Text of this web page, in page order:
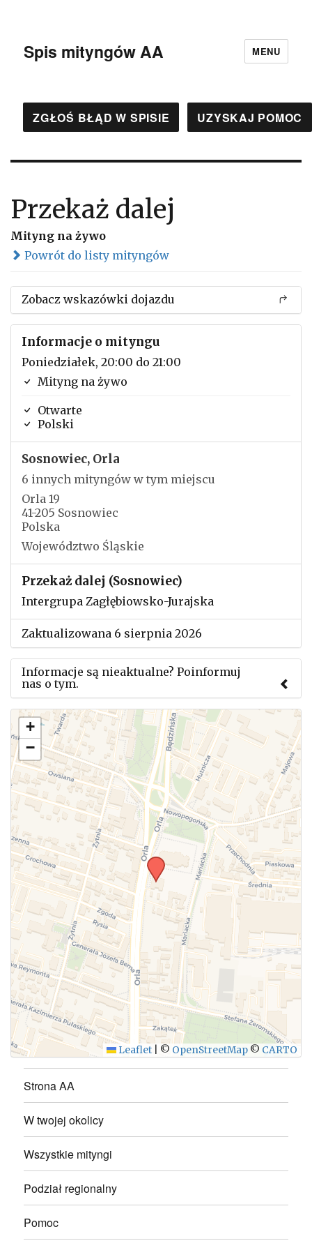
Spis mityngów AA MENU
ZGŁOŚ BŁĄD W SPISIE UZYSKAJ POMOC
Przekaż dalej
Mityng na żywo
Powrót do listy mityngów
Zobacz wskazówki dojazdu
Informacje o mityngu
Poniedziałek, 20:00 do 21:00
Mityng na żywo
Otwarte
Polski
Sosnowiec, Orla
6 innych mityngów w tym miejscu
Orla 19
41-205 Sosnowiec
Polska
Województwo Śląskie
Przekaż dalej (Sosnowiec)
Intergrupa Zagłębiowsko-Jurajska
Zaktualizowana 6 sierpnia 2026
Informacje są nieaktualne? Poinformuj
nas o tym.
Użyj tego formularza aby przesłać informację o
zmianach w powyższym mityngu.
WYŚLIJ
+
−
Leaflet © OpenStreetMap © CARTO
Strona AA
W twojej okolicy
Wszystkie mityngi
Podział regionalny
Pomoc